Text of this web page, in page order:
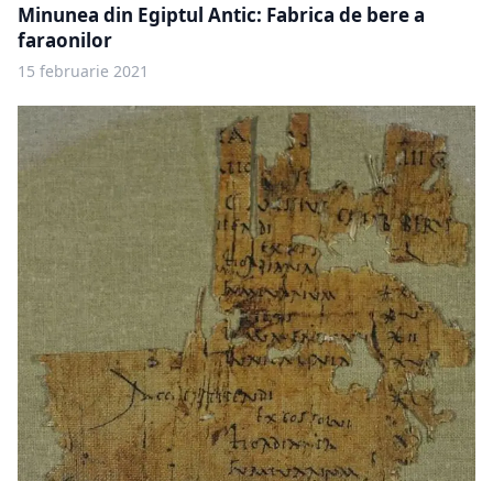
Minunea din Egiptul Antic: Fabrica de bere a
faraonilor
15 februarie 2021